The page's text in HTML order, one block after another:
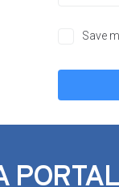
Save
PORTAL